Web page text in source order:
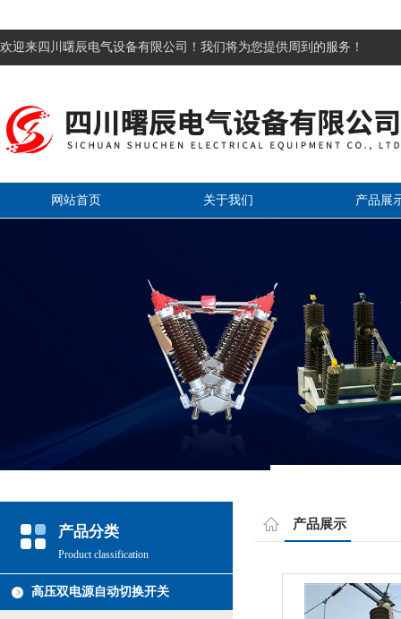
欢迎来四川曙辰电气设备有限公司！我们将为您提供周到的服务！
网站首页 关于我们 产品展
产品分类
Product classification
高压双电源自动切换开关
产品展示